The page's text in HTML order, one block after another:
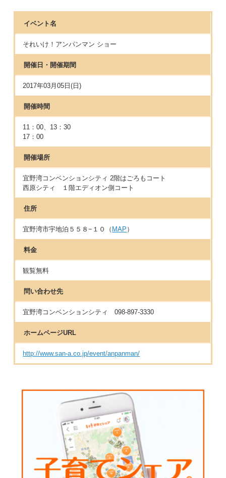
イベント名
それいけ！アンパンマン ショー
開催日・開催期間
2017年03月05日(日)
開催時間
11：00、13：30
17：00
開催場所
宜野湾コンベンションシティ 2階はごろもコート
西原シティ １階エディオン側コート
住所
宜野湾市宇地泊５５８−１０（ MAP ）
料金
観覧無料
問い合わせ先
宜野湾コンベンションシティ 098-897-3330
ホームページURL
http://www.san-a.co.jp/event/anpanman/